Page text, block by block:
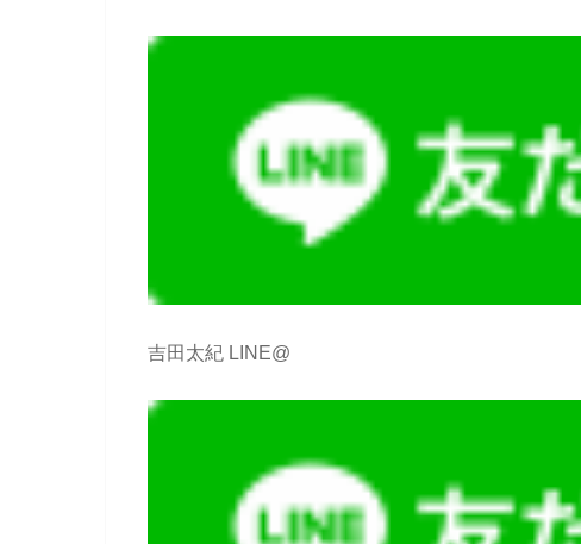
吉田太紀 LINE@